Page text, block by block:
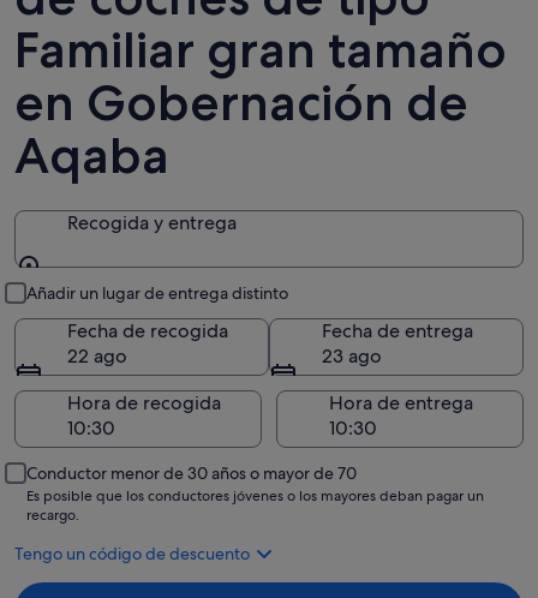
Familiar gran tamaño
en Gobernación de
Aqaba
Recogida y entrega
Añadir un lugar de entrega distinto
Fecha de recogida
22 ago
Fecha de entrega
23 ago
Hora de recogida
Hora de entrega
Conductor menor de 30 años o mayor de 70
Es posible que los conductores jóvenes o los mayores deban pagar un
recargo.
Tengo un código de descuento